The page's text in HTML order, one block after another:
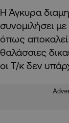
Η Άγκυρα
συνομιλήσει
όπως
θαλάσσιες
οι Τ/κ δεν